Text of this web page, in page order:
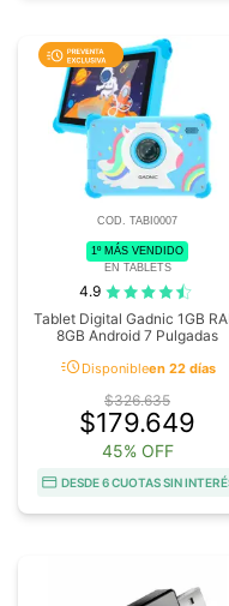
COD. TABI0007
1º MÁS VENDIDO
EN TABLETS
4.9
Tablet Digital Gadnic 1GB
8GB Android 7 Pulgadas
acuteDisponibleen 22 días
$326.635
$179.649
45% OFF
DESDE 6 CUOTAS SIN